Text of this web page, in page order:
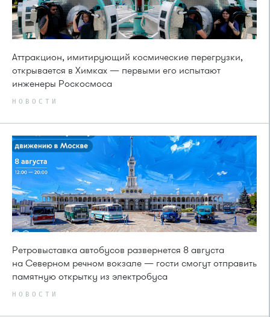
Аттракцион, имитирующий космические перегрузки,
открывается в Химках — первыми его испытают
инженеры Роскосмоса
НОВОСТИ
Ретровыставка автобусов развернется 8 августа
на Северном речном вокзале — гости смогут отправить
памятную открытку из электробуса
НОВОСТИ